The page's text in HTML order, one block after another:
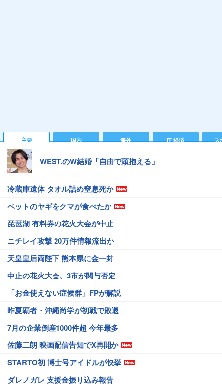
主要 国内 海外 IT 経済 ス
WEST.のW結婚「自由で頭抱える」
冷蔵庫遺体 タオル詰め窒息死か
ペットのヤギをクマが食べたか
琵琶湖 有料券の花火大会が中止
ニチレイ攻撃 20万件情報流出か
天皇皇后両陛下 熊本県に金一封
中止の花火大会、3市が関与否定
「お金使えない症候群」FPが解説
昨夏覇者・沖縄尚学が初戦で敗退
7月の企業倒産1000件超 今年最多
佐藤二朗 映画配信告知でX再開か
STARTO初 博士号アイドルが快挙
ダレノガレ 支援金振り込み報告